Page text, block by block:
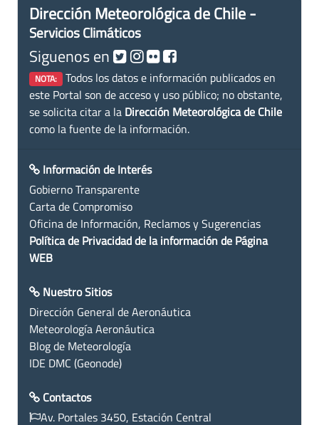
Dirección Meteorológica de Chile -
Servicios Climáticos
Siguenos en
NOTA: Todos los datos e información publicados en
este Portal son de acceso y uso público; no obstante,
se solicita citar a la Dirección Meteorológica de Chile
como la fuente de la información.
Información de Interés
Gobierno Transparente
Carta de Compromiso
Oficina de Información, Reclamos y Sugerencias
Política de Privacidad de la información de Página
WEB
Nuestro Sitios
Dirección General de Aeronáutica
Meteorología Aeronáutica
Blog de Meteorología
IDE DMC (Geonode)
Contactos
Av. Portales 3450, Estación Central